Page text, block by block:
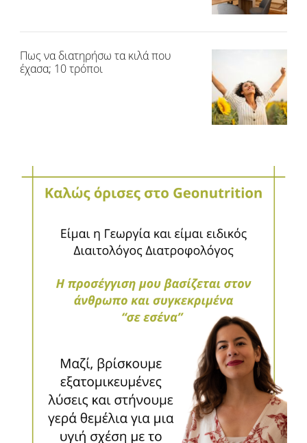
Πως να διατηρήσω τα κιλά που
έχασα; 10 τρόποι